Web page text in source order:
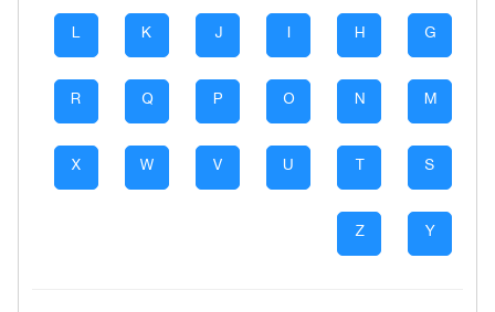
G
H
I
J
K
L
M
N
O
P
Q
R
S
T
U
V
W
X
Y
Z